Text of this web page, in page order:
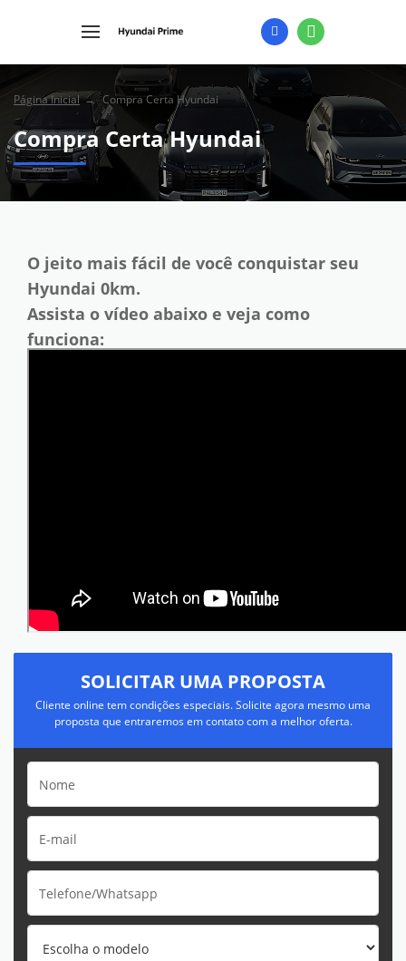
Página Inicial Compra Certa Hyundai
Compra Certa Hyundai
O jeito mais fácil de você conquistar seu
Hyundai 0km.
Assista o vídeo abaixo e veja como
funciona:
SOLICITAR UMA PROPOSTA
Cliente online tem condições especiais. Solicite agora mesmo uma
proposta que entraremos em contato com a melhor oferta.